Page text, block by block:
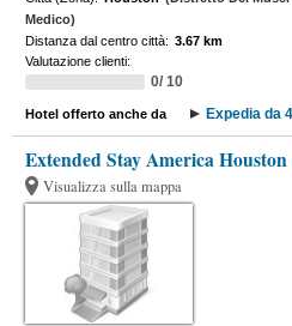
Medico)
Distanza dal centro città: 3.67 km
Valutazione clienti:
0/ 10
Hotel offerto anche da Expedia da
Extended Stay America
Visualizza sulla mappa